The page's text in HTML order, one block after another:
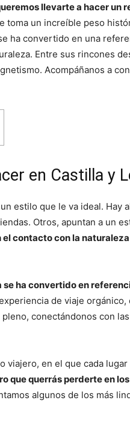
llevarte a hacer un
toma un increíble peso
ha convertido en una
Entre sus rincones
Acompáñanos a
en Castilla y
estilo que le va ideal. Hay
Otros, apuntan a un
contacto con la
se ha convertido en
de viaje
conectándonos con
viajero, en el que cada
que querrás perderte en
algunos de los más